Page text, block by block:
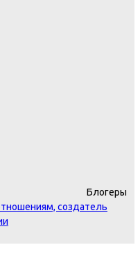
Блогеры
создатель